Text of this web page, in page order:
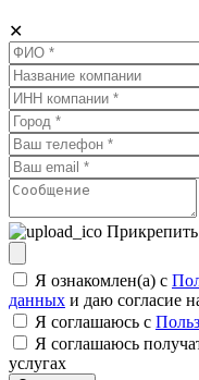
✕
Я ознакомлен(а) с
данных и даю согласие
Я соглашаюсь c
Я соглашаюсь
услугах